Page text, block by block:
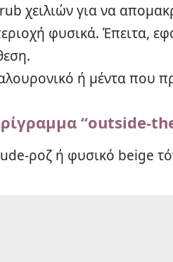
χειλιών για να
φυσικά. Έπειτα,
ή μέντα που
“outside-
ροζ ή φυσικό beige